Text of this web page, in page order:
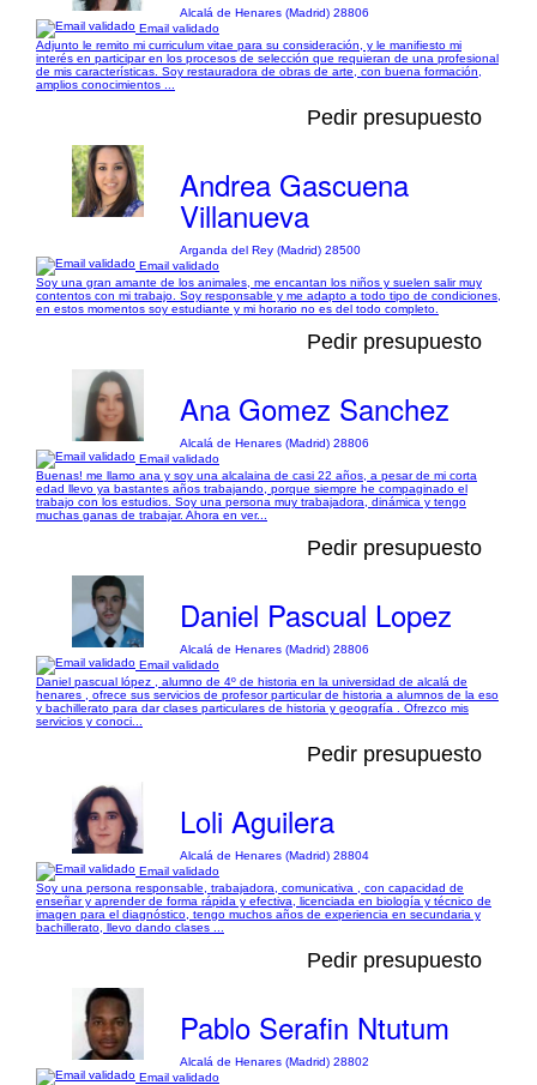
Alcalá de Henares (Madrid) 28806
Email validado
Adjunto le remito mi curriculum vitae para su consideración, y le manifiesto mi
interés en participar en los procesos de selección que requieran de una profesional
de mis características. Soy restauradora de obras de arte, con buena formación,
amplios conocimientos ...
Pedir presupuesto
Andrea Gascuena
Villanueva
Arganda del Rey (Madrid) 28500
Email validado
Soy una gran amante de los animales, me encantan los niños y suelen salir muy
contentos con mi trabajo. Soy responsable y me adapto a todo tipo de condiciones,
en estos momentos soy estudiante y mi horario no es del todo completo.
Pedir presupuesto
Ana Gomez Sanchez
Alcalá de Henares (Madrid) 28806
Email validado
Buenas! me llamo ana y soy una alcalaina de casi 22 años, a pesar de mi corta
edad llevo ya bastantes años trabajando, porque siempre he compaginado el
trabajo con los estudios. Soy una persona muy trabajadora, dinámica y tengo
muchas ganas de trabajar. Ahora en ver...
Pedir presupuesto
Daniel Pascual Lopez
Alcalá de Henares (Madrid) 28806
Email validado
Daniel pascual lópez , alumno de 4º de historia en la universidad de alcalá de
henares , ofrece sus servicios de profesor particular de historia a alumnos de la eso
y bachillerato para dar clases particulares de historia y geografía . Ofrezco mis
servicios y conoci...
Pedir presupuesto
Loli Aguilera
Alcalá de Henares (Madrid) 28804
Email validado
Soy una persona responsable, trabajadora, comunicativa , con capacidad de
enseñar y aprender de forma rápida y efectiva, licenciada en biología y técnico de
imagen para el diagnóstico, tengo muchos años de experiencia en secundaria y
bachillerato, llevo dando clases ...
Pedir presupuesto
Pablo Serafin Ntutum
Alcalá de Henares (Madrid) 28802
Email validado